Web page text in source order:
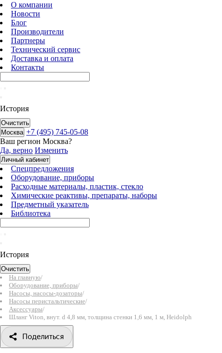
О компании
Новости
Блог
Производители
Партнеры
Технический сервис
Доставка и оплата
Контакты
История
Очистить
Москва +7 (495) 745-05-08
Ваш регион Москва?
Да, верно Изменить
Личный кабинет
Спецпредложения
Оборудование, приборы
Расходные материалы, пластик, стекло
Химические реактивы, препараты, наборы
Предметный указатель
Библиотека
История
Очистить
На главную/
Оборудование, приборы/
Насосы, насосы-дозаторы/
Насосы перистальтические/
Аксессуары/
Шланг Viton, внут. d 4,8 мм, толщина стенки 1,6 мм, 1 м, Heidolph
Поделиться